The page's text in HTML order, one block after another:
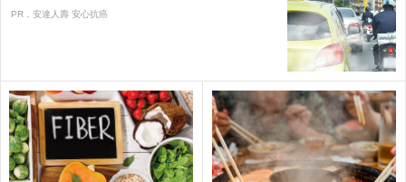
PR．安達人壽 安心抗癌